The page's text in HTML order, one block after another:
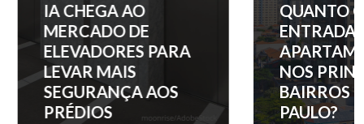
IA CHEGA AO
MERCADO DE
ELEVADORES PARA
LEVAR MAIS
SEGURANÇA AOS
PRÉDIOS
QUANTO
ENTRADA
NOS
BAIRROS
PAULO?